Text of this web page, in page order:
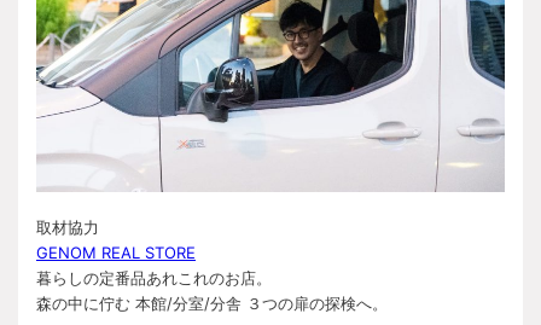
取材協力
GENOM REAL STORE
暮らしの定番品あれこれのお店。
森の中に佇む 本館/分室/分舎 ３つの扉の探検へ。